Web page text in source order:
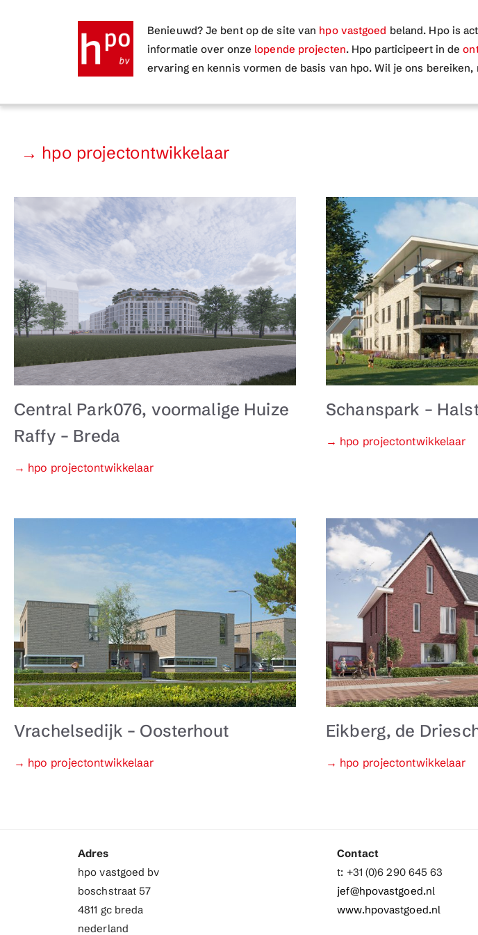
Benieuwd? Je bent op de site van hpo vastgoed beland. Hpo is
informatie over onze lopende projecten. Hpo participeert in de
ervaring en kennis vormen de basis van hpo. Wil je ons
→ hpo projectontwikkelaar
Central Park076, voormalige Huize
Raffy – Breda
Categorieën
→ hpo projectontwikkelaar
Schanspark –
Categorieën
→ hpo projectontwikkelaar
Vrachelsedijk – Oosterhout
Categorieën
→ hpo projectontwikkelaar
Eikberg, de
Categorieën
→ hpo projectontwikkelaar
Adres
hpo vastgoed bv
boschstraat 57
4811 gc breda
nederland
Contact
t: +31 (0)6 290 645 63
jef@hpovastgoed.nl
www.hpovastgoed.nl